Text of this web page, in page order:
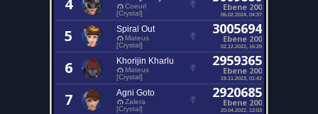
4
Coeurl
[Crystal]
Ebene 200
06.02.2024, 04:37
5 Spiral Out
Mateus
[Crystal]
3005694
Ebene 200
02.12.2022, 16:29
6 Khorijin Kharlu
Mateus
[Crystal]
2959365
Ebene 200
19.11.2023, 01:42
7 Agni Goto
Zalera
[Crystal]
2920685
Ebene 200
20.04.2022, 12:03